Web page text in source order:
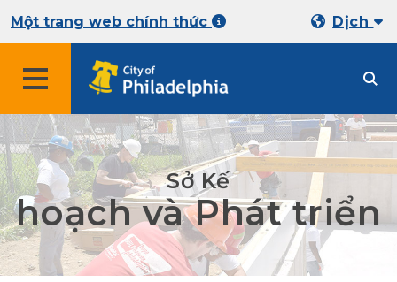
Một trang web chính thức Dịch
Sở Kế
hoạch và Phát triển